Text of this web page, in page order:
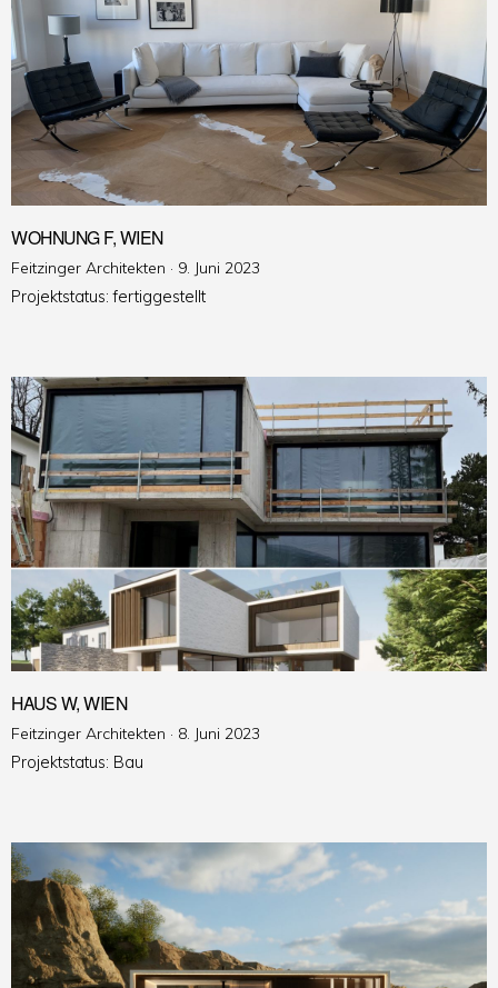
WOHNUNG F, WIEN
Feitzinger Architekten · Veröffentlicht
am
9. Juni 2023
Projektstatus: fertiggestellt
HAUS W, WIEN
Feitzinger Architekten · Veröffentlicht
8. Juni 2023
Projektstatus: Bau